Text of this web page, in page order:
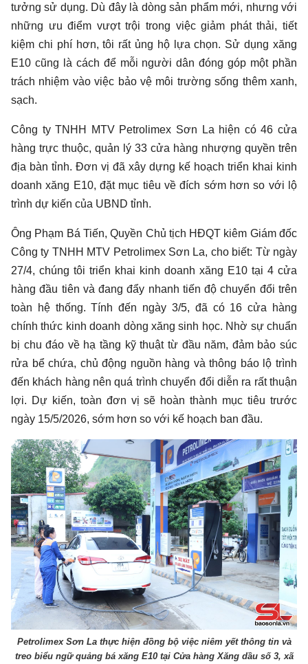
tưởng sử dụng. Dù đây là dòng sản phẩm mới, nhưng với
những ưu điểm vượt trội trong việc giảm phát thải, tiết
kiệm chi phí hơn, tôi rất ủng hộ lựa chọn. Sử dụng xăng
E10 cũng là cách để mỗi người dân đóng góp một phần
trách nhiệm vào việc bảo vệ môi trường sống thêm xanh,
sạch.
Công ty TNHH MTV Petrolimex Sơn La hiện có 46 cửa
hàng trực thuộc, quản lý 33 cửa hàng nhượng quyền trên
địa bàn tỉnh. Đơn vị đã xây dựng kế hoạch triển khai kinh
doanh xăng E10, đặt mục tiêu về đích sớm hơn so với lộ
trình dự kiến của UBND tỉnh.
Ông Phạm Bá Tiến, Quyền Chủ tịch HĐQT kiêm Giám đốc
Công ty TNHH MTV Petrolimex Sơn La, cho biết: Từ ngày
27/4, chúng tôi triển khai kinh doanh xăng E10 tại 4 cửa
hàng đầu tiên và đang đẩy nhanh tiến độ chuyển đổi trên
toàn hệ thống. Tính đến ngày 3/5, đã có 16 cửa hàng
chính thức kinh doanh dòng xăng sinh học. Nhờ sự chuẩn
bị chu đáo về hạ tầng kỹ thuật từ đầu năm, đảm bảo súc
rửa bể chứa, chủ động nguồn hàng và thông báo lộ trình
đến khách hàng nên quá trình chuyển đổi diễn ra rất thuận
lợi. Dự kiến, toàn đơn vị sẽ hoàn thành mục tiêu trước
ngày 15/5/2026, sớm hơn so với kế hoạch ban đầu.
Petrolimex Sơn La thực hiện đồng bộ việc niêm yết thông tin và
treo biểu ngữ quảng bá xăng E10 tại Cửa hàng Xăng dầu số 3, xã